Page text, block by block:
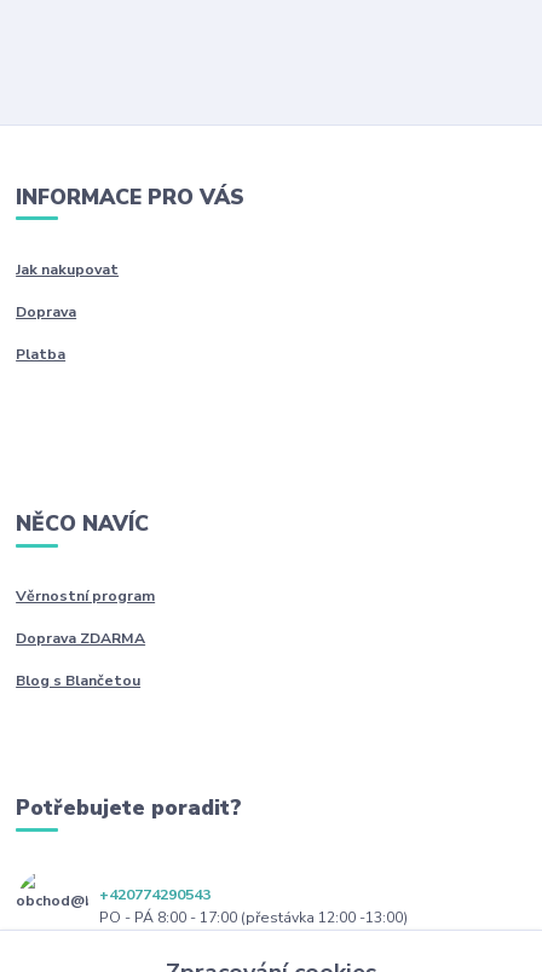
INFORMACE PRO VÁS
Jak nakupovat
Doprava
Platba
NĚCO NAVÍC
Věrnostní program
Doprava ZDARMA
Blog s Blančetou
Potřebujete poradit?
+420774290543
PO - PÁ 8:00 - 17:00 (přestávka 12:00 -13:00)